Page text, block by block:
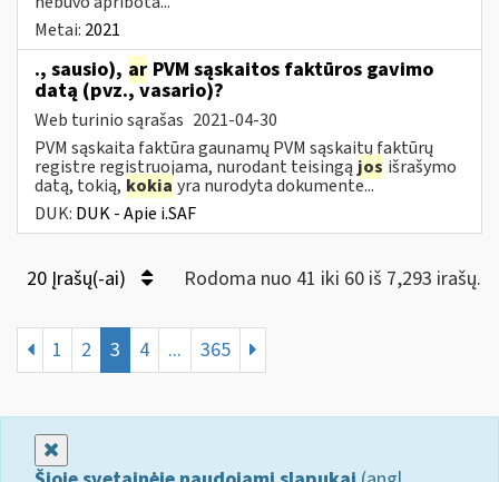
Metai: 2021
., sausio), ar PVM sąskaitos faktūros gavimo
datą (pvz., vasario)?
Web turinio sąrašas 2021-04-30
PVM sąskaita faktūra gaunamų PVM sąskaitų faktūrų
registre registruojama, nurodant teisingą jos išrašymo
datą, tokią, kokia yra nurodyta dokumente...
DUK: DUK - Apie i.SAF
20 Įrašų(-ai) Rodoma nuo 41 iki 60 iš 7,293 irašų.
1 2 3 4 ... 365